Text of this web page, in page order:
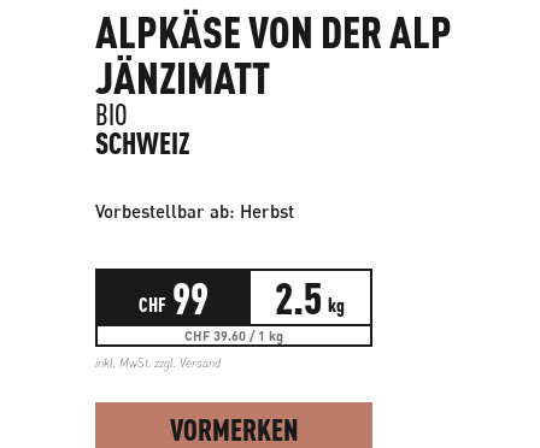
ALPKÄSE VON DER ALP
JÄNZIMATT
BIO
SCHWEIZ
Vorbestellbar ab: Herbst
CHF 99 2.5 kg
CHF 39.60 / 1 kg
inkl. MwSt. zzgl. Versand
VORMERKEN